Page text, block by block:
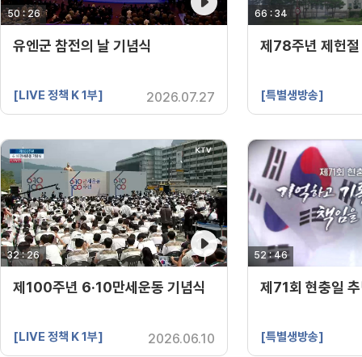
영상 재생시간
50 : 26
유엔군 참전의 날 기념식
[LIVE 정책 K 1부] 2026.07.27
영상 재생시간
66 : 34
제78주년 제헌절
[특별생방송]
영상 재생시간
32 : 26
제100주년 6·10만세운동 기념식
[LIVE 정책 K 1부] 2026.06.10
영상 재생시간
52 : 46
제71회 현충일
[특별생방송]